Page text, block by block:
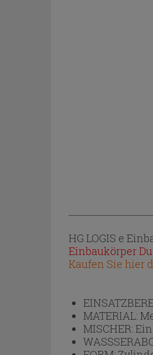
HG LOGIS e
Einbaukörper
Kaufen Sie hier
MATERIAL:
MISCHER: